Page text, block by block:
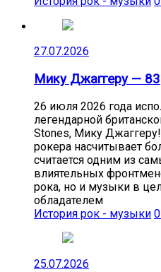
27.07.2026
Мику Джаггеру — 83
26 июля 2026 года
легендарной
Stones, Мику
рокера насчитывает
считается одним из
влиятельных
рока, но и музыки в
обладателем
История рок - музыки
25.07.2026